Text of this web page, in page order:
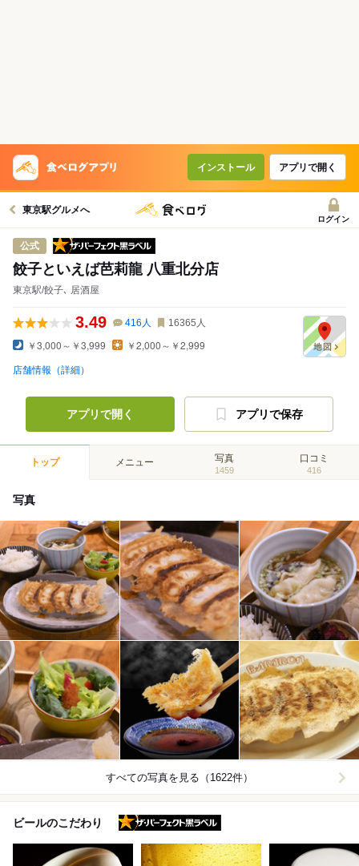
インストール アプリで開く
東京駅グルメへ
ログイン
公式
餃子といえば芭莉龍 八重北分店
東京駅/餃子､ 居酒屋
3.49 416 人 16365 人
￥3,000～￥3,999 ￥2,000～￥2,999
店舗情報（詳細）
アプリで開く アプリで保存
トップ メニュー 写真
1459
口コミ
416
写真
すべての写真を見る（1622件）
ビールのこだわり